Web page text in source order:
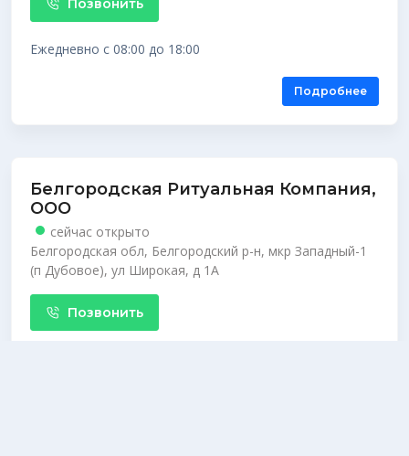
Позвонить
Ежедневно с 08:00 до 18:00
Подробнее
Белгородская Ритуальная Компания,
ООО
сейчас открыто
Белгородская обл, Белгородский р-н, мкр Западный-1
(п Дубовое), ул Широкая, д 1А
Позвонить